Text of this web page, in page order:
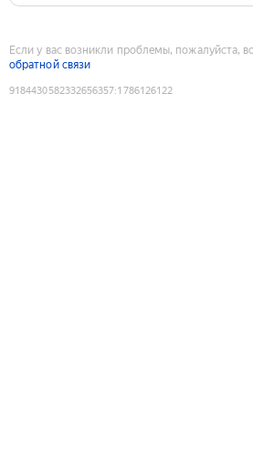
Если у вас возникли проблемы, пожалуйста,
обратной связи
9184430582332656357:1786126122